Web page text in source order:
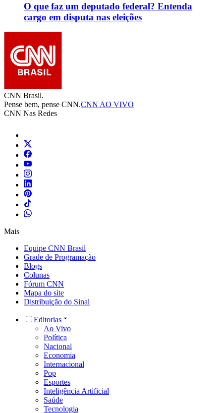
O que faz um deputado federal? Entenda
cargo em disputa nas eleições
CNN Brasil.
Pense bem, pense CNN.CNN AO VIVO
CNN Nas Redes
Mais
Equipe CNN Brasil
Grade de Programação
Blogs
Colunas
Fórum CNN
Mapa do site
Distribuição do Sinal
Editorias
Ao Vivo
Política
Nacional
Economia
Internacional
Pop
Esportes
Inteligência Artificial
Saúde
Tecnologia